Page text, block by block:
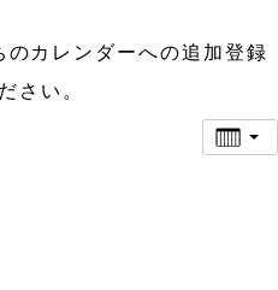
カレンダーへの追加登録
さい。